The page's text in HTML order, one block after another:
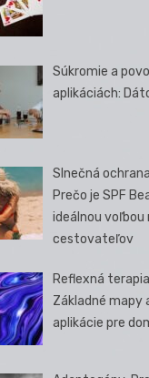
Súkromie a
aplikáciách:
Slnečná
Prečo je SPF
ideálnou voľbou
cestovateľov
Reflexná
Základné mapy
aplikácie pre